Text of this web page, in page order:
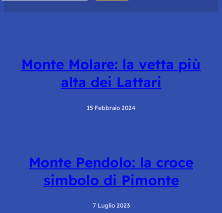
Monte Molare: la vetta più
alta dei Lattari
15 Febbraio 2024
Monte Pendolo: la croce
simbolo di Pimonte
7 Luglio 2023